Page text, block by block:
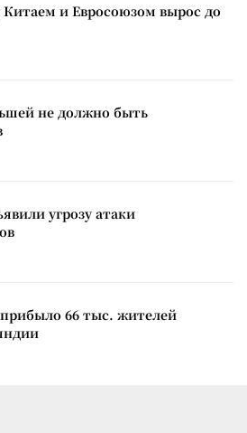
и Евросоюзом вырос до
не должно быть
угрозу атаки
66 тыс. жителей